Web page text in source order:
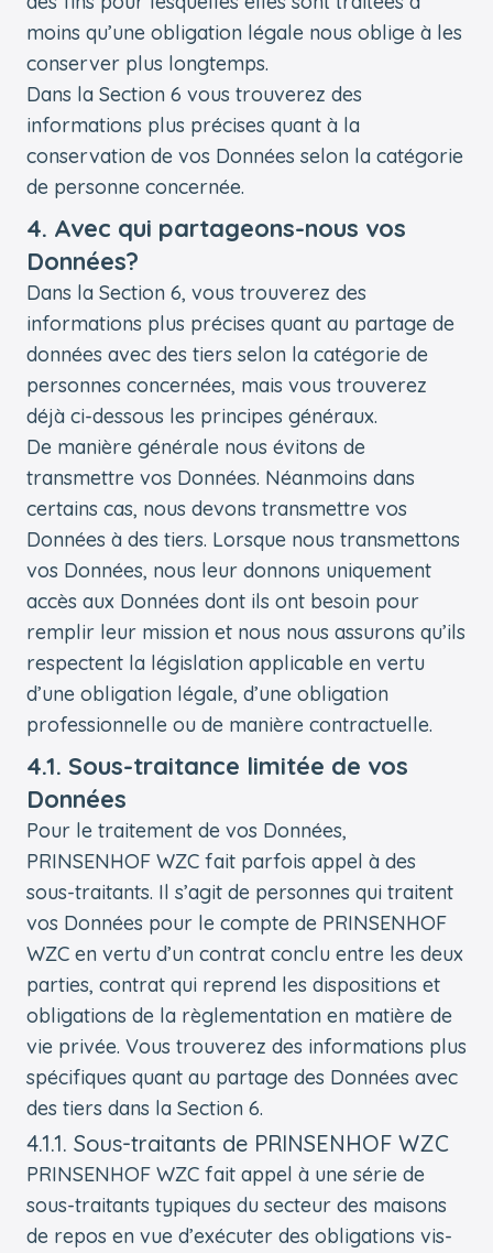
moins qu’une obligation légale nous oblige à les
conserver plus longtemps.
Dans la Section 6 vous trouverez des
informations plus précises quant à la
conservation de vos Données selon la catégorie
de personne concernée.
4. Avec qui partageons-nous vos
Données?
Dans la Section 6, vous trouverez des
informations plus précises quant au partage de
données avec des tiers selon la catégorie de
personnes concernées, mais vous trouverez
déjà ci-dessous les principes généraux.
De manière générale nous évitons de
transmettre vos Données. Néanmoins dans
certains cas, nous devons transmettre vos
Données à des tiers. Lorsque nous transmettons
vos Données, nous leur donnons uniquement
accès aux Données dont ils ont besoin pour
remplir leur mission et nous nous assurons qu’ils
respectent la législation applicable en vertu
d’une obligation légale, d’une obligation
professionnelle ou de manière contractuelle.
4.1. Sous-traitance limitée de vos
Données
Pour le traitement de vos Données,
PRINSENHOF WZC fait parfois appel à des
sous-traitants. Il s’agit de personnes qui traitent
vos Données pour le compte de PRINSENHOF
WZC en vertu d’un contrat conclu entre les deux
parties, contrat qui reprend les dispositions et
obligations de la règlementation en matière de
vie privée. Vous trouverez des informations plus
spécifiques quant au partage des Données avec
des tiers dans la Section 6.
4.1.1. Sous-traitants de PRINSENHOF WZC
PRINSENHOF WZC fait appel à une série de
sous-traitants typiques du secteur des maisons
de repos en vue d’exécuter des obligations vis-